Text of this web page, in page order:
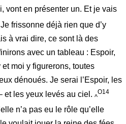
vont en présenter un. Et je vais
frissonne déjà rien que d’y
à vrai dire, ce sont là des
avec un tableau : Espoir,
moi y figurerons, toutes
dénoués. Je serai l’Espoir, les
et les yeux levés au ciel. ^
O14
n’a pas eu le rôle qu’elle